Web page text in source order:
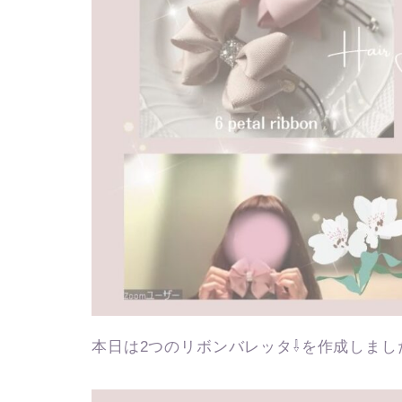
本日は2つのリボンバレッタ⇩を作成しまし